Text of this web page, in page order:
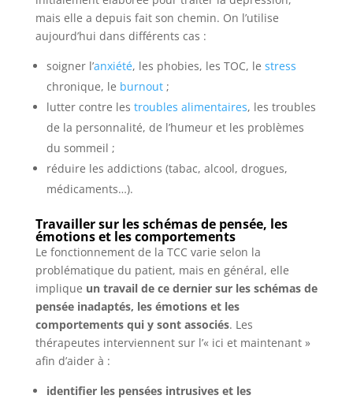
mais elle a depuis fait son chemin. On l’utilise
aujourd’hui dans différents cas :
soigner l’anxiété, les phobies, les TOC, le stress
chronique, le burnout;
lutter contre les troubles alimentaires, les troubles
de la personnalité, de l’humeur et les problèmes
du sommeil ;
réduire les addictions (tabac, alcool, drogues,
médicaments…).
Travailler sur les schémas de pensée, les
émotions et les comportements
Le fonctionnement de la TCC varie selon la
problématique du patient, mais en général, elle
implique un travail de ce dernier sur les schémas de
pensée inadaptés, les émotions et les
comportements qui y sont associés. Les
thérapeutes interviennent sur l’« ici et maintenant »
afin d’aider à :
identifier les pensées intrusives et les